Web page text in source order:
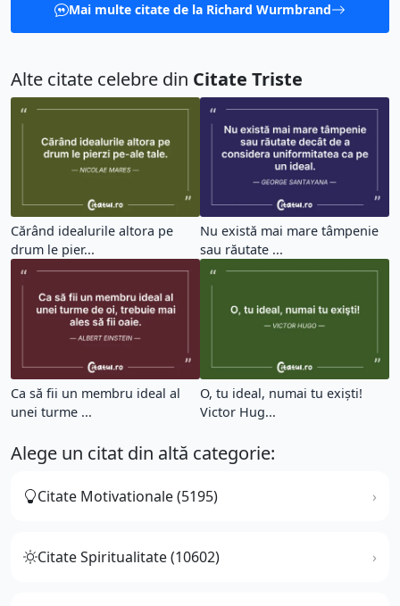
Mai multe citate de la Richard Wurmbrand
Alte citate celebre din Citate Triste
Cărând idealurile altora pe
drum le pier...
Nu există mai mare tâmpenie
sau răutate ...
Ca să fii un membru ideal al
unei turme ...
O, tu ideal, numai tu exişti!
Victor Hug...
Alege un citat din altă categorie:
Citate Motivationale (5195)
Citate Spiritualitate (10602)